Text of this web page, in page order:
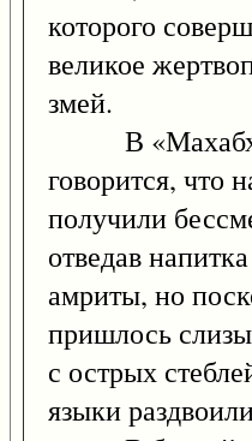
которого
великое
змей.
В
говорится, что
получили
отведав
амриты, но
пришлось
с острых
языки